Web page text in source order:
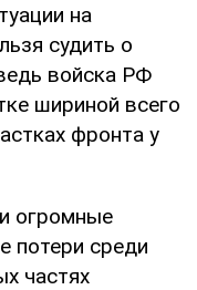
на
судить о
войска РФ
шириной всего
фронта у
огромные
потери среди
частях